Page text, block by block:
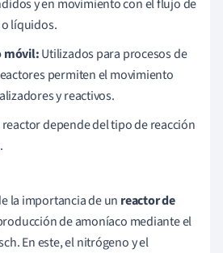
y en movimiento con el flujo de
líquidos.
móvil:Utilizados para procesos de
permiten el movimiento
y reactivos.
depende del tipo de reacción
la importancia de un reactor de
de amoníaco mediante el
En este, el nitrógeno y el